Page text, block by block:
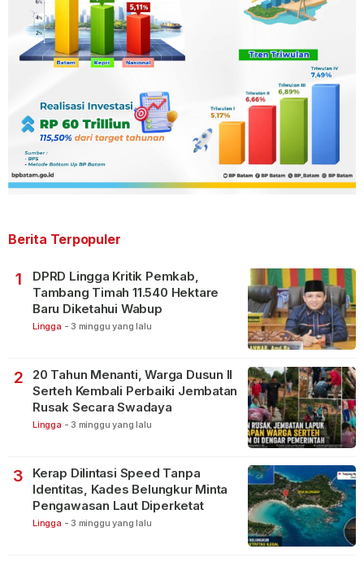
Berita Terpopuler
1
DPRD Lingga Kritik Pemkab,
Tambang Timah 11.540 Hektare
Baru Diketahui Wabup
Lingga - 3 minggu yang lalu
2
20 Tahun Menanti, Warga Dusun II
Serteh Kembali Perbaiki Jembatan
Rusak Secara Swadaya
Lingga - 3 minggu yang lalu
3
Kerap Dilintasi Speed Tanpa
Identitas, Kades Belungkur Minta
Pengawasan Laut Diperketat
Lingga - 3 minggu yang lalu